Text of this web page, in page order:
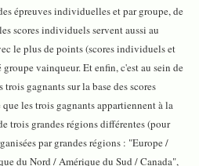
épreuves individuelles et par groupe, de
scores individuels servent aussi au
le plus de points (scores individuels et
vainqueur. Et enfin, c'est au sein de
gagnants sur la base des scores
les trois gagnants appartiennent à la
trois grandes régions différentes (pour
par grandes régions : "Europe /
du Nord / Amérique du Sud / Canada",